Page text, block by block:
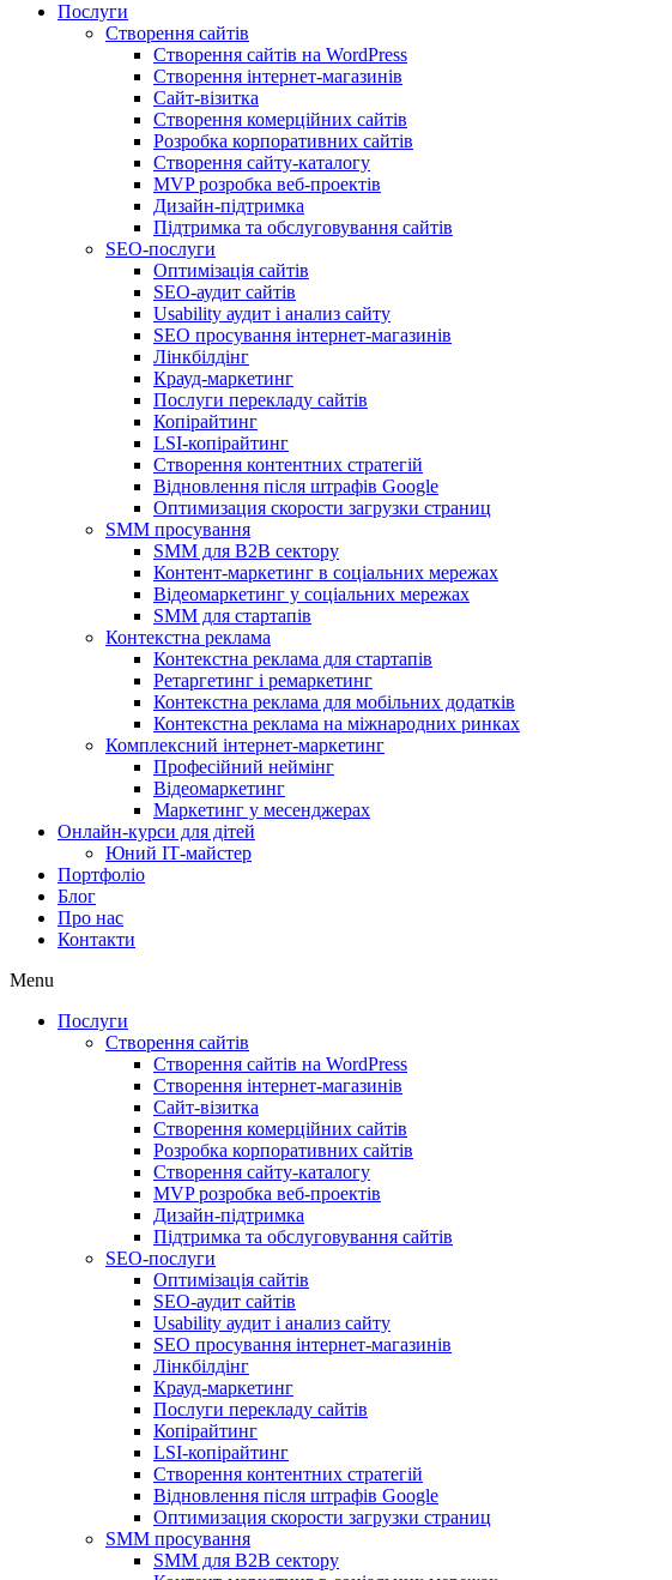
Послуги
Створення сайтів
Створення сайтів на WordPress
Створення інтернет-магазинів
Сайт-візитка
Створення комерційних сайтів
Розробка корпоративних сайтів
Створення сайту-каталогу
MVP розробка веб-проектів
Дизайн-підтримка
Підтримка та обслуговування сайтів
SEO-послуги
Оптимізація сайтів
SEO-аудит сайтів
Usability аудит і анализ сайту
SEO просування інтернет-магазинів
Лінкбілдінг
Крауд-маркетинг
Послуги перекладу сайтів
Копірайтинг
LSI-копірайтинг
Створення контентних стратегій
Відновлення після штрафів Google
Оптимизация скорости загрузки страниц
SMM просування
SMM для B2B сектору
Контент-маркетинг в соціальних мережах
Відеомаркетинг у соціальних мережах
SMM для стартапів
Контекстна реклама
Контекстна реклама для стартапів
Ретаргетинг і ремаркетинг
Контекстна реклама для мобільних додатків
Контекстна реклама на міжнародних ринках
Комплексний інтернет-маркетинг
Професійний неймінг
Відеомаркетинг
Маркетинг у месенджерах
Онлайн-курси для дітей
Юний ІТ-майстер
Портфоліо
Блог
Про нас
Контакти
Menu
Послуги
Створення сайтів
Створення сайтів на WordPress
Створення інтернет-магазинів
Сайт-візитка
Створення комерційних сайтів
Розробка корпоративних сайтів
Створення сайту-каталогу
MVP розробка веб-проектів
Дизайн-підтримка
Підтримка та обслуговування сайтів
SEO-послуги
Оптимізація сайтів
SEO-аудит сайтів
Usability аудит і анализ сайту
SEO просування інтернет-магазинів
Лінкбілдінг
Крауд-маркетинг
Послуги перекладу сайтів
Копірайтинг
LSI-копірайтинг
Створення контентних стратегій
Відновлення після штрафів Google
Оптимизация скорости загрузки страниц
SMM просування
SMM для B2B сектору